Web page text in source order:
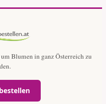
Blumen in ganz Österreich zu